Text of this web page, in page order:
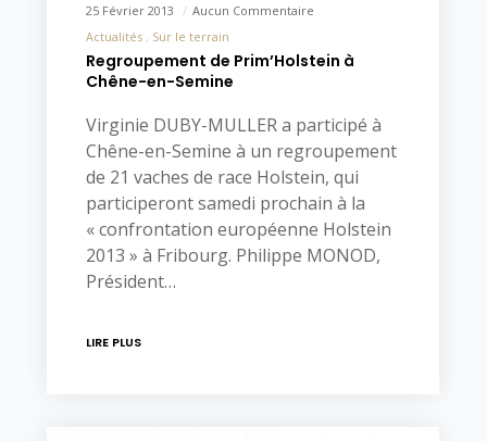
25 Février 2013
Aucun Commentaire
Actualités
Sur le terrain
Regroupement de Prim’Holstein à
Chêne-en-Semine
Virginie DUBY-MULLER a participé à
Chêne-en-Semine à un regroupement
de 21 vaches de race Holstein, qui
participeront samedi prochain à la
« confrontation européenne Holstein
2013 » à Fribourg. Philippe MONOD,
Président…
LIRE PLUS